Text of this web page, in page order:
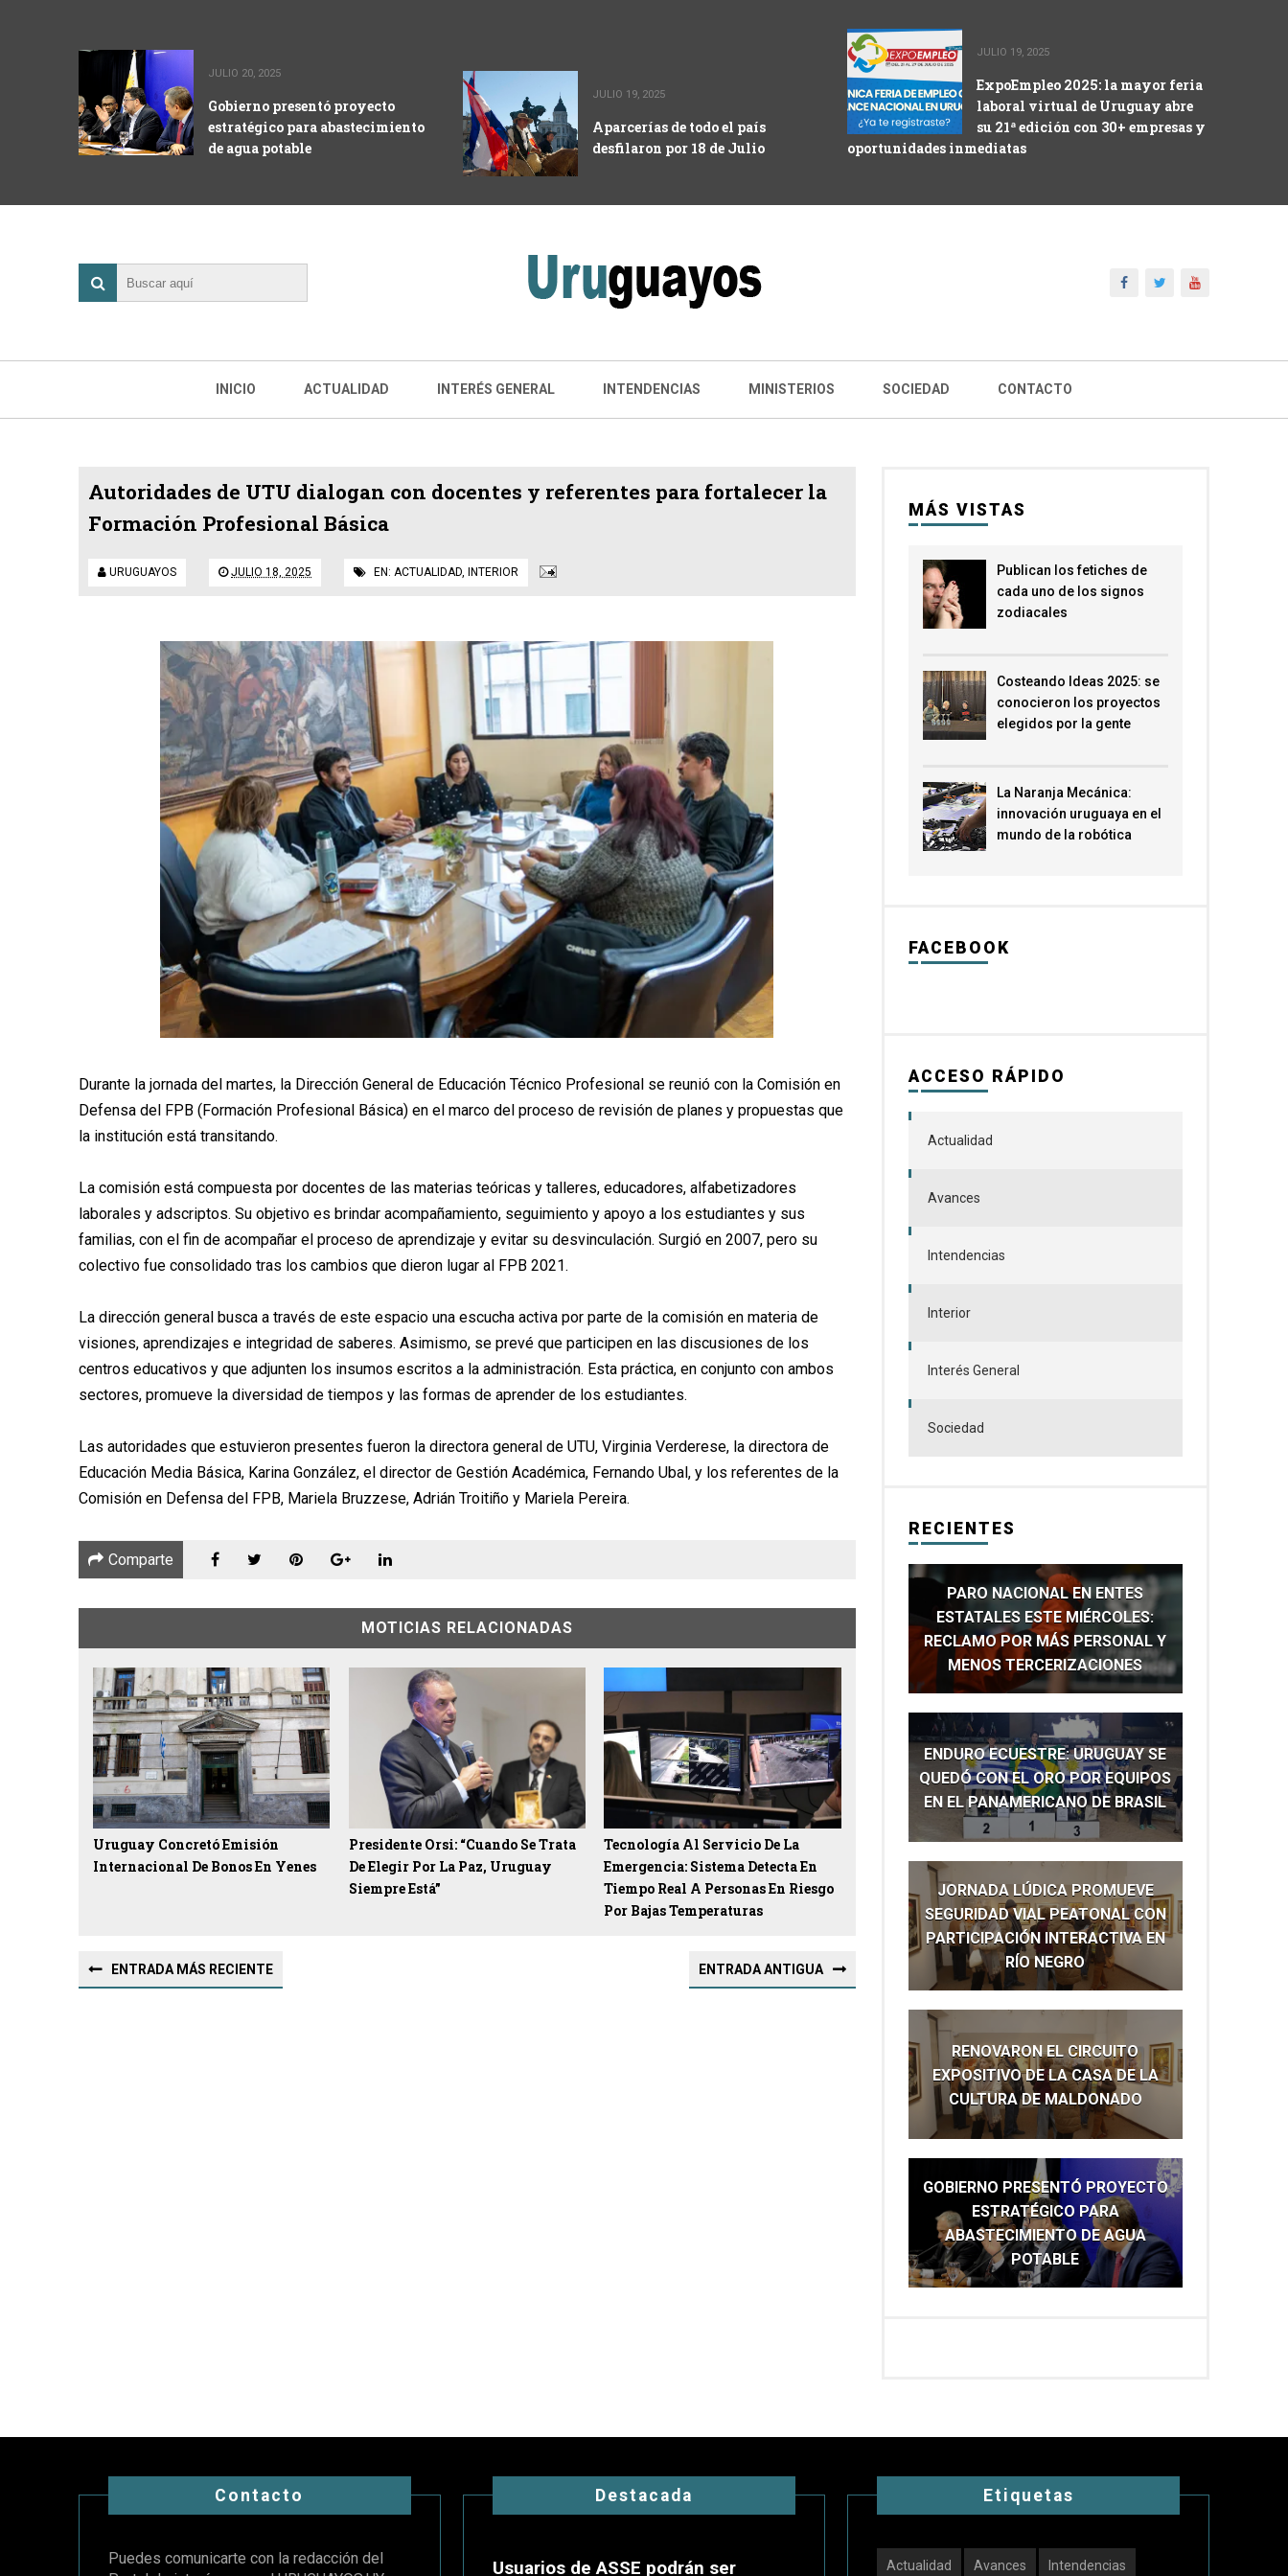
JULIO 20, 2025
Gobierno presentó proyecto
estratégico para abastecimiento
de agua potable
JULIO 19, 2025
Aparcerías de todo el país
desfilaron por 18 de Julio
JULIO 19, 2025
ExpoEmpleo 2025: la mayor feria
laboral virtual de Uruguay abre
su 21ª edición con 30+ empresas y
oportunidades inmediatas
INICIO ACTUALIDAD INTERÉS GENERAL INTENDENCIAS MINISTERIOS SOCIEDAD CONTACTO
Autoridades de UTU dialogan con docentes y referentes para fortalecer la
Formación Profesional Básica
URUGUAYOS JULIO 18, 2025 EN: ACTUALIDAD, INTERIOR
Durante la jornada del martes, la Dirección General de Educación Técnico Profesional se reunió con la Comisión en
Defensa del FPB (Formación Profesional Básica) en el marco del proceso de revisión de planes y propuestas que
la institución está transitando.
La comisión está compuesta por docentes de las materias teóricas y talleres, educadores, alfabetizadores
laborales y adscriptos. Su objetivo es brindar acompañamiento, seguimiento y apoyo a los estudiantes y sus
familias, con el fin de acompañar el proceso de aprendizaje y evitar su desvinculación. Surgió en 2007, pero su
colectivo fue consolidado tras los cambios que dieron lugar al FPB 2021.
La dirección general busca a través de este espacio una escucha activa por parte de la comisión en materia de
visiones, aprendizajes e integridad de saberes. Asimismo, se prevé que participen en las discusiones de los
centros educativos y que adjunten los insumos escritos a la administración. Esta práctica, en conjunto con ambos
sectores, promueve la diversidad de tiempos y las formas de aprender de los estudiantes.
Las autoridades que estuvieron presentes fueron la directora general de UTU, Virginia Verderese, la directora de
Educación Media Básica, Karina González, el director de Gestión Académica, Fernando Ubal, y los referentes de la
Comisión en Defensa del FPB, Mariela Bruzzese, Adrián Troitiño y Mariela Pereira.
Comparte
MOTICIAS RELACIONADAS
Uruguay Concretó Emisión
Internacional De Bonos En Yenes
Presidente Orsi: “Cuando Se Trata
De Elegir Por La Paz, Uruguay
Siempre Está”
Tecnología Al Servicio De La
Emergencia: Sistema Detecta En
Tiempo Real A Personas En Riesgo
Por Bajas Temperaturas
ENTRADA MÁS RECIENTE ENTRADA ANTIGUA
MÁS VISTAS
Publican los fetiches de
cada uno de los signos
zodiacales
Costeando Ideas 2025: se
conocieron los proyectos
elegidos por la gente
La Naranja Mecánica:
innovación uruguaya en el
mundo de la robótica
FACEBOOK
ACCESO RÁPIDO
Actualidad
Avances
Intendencias
Interior
Interés General
Sociedad
RECIENTES
PARO NACIONAL EN ENTES
ESTATALES ESTE MIÉRCOLES:
RECLAMO POR MÁS PERSONAL Y
MENOS TERCERIZACIONES
ENDURO ECUESTRE: URUGUAY SE
QUEDÓ CON EL ORO POR EQUIPOS
EN EL PANAMERICANO DE BRASIL
JORNADA LÚDICA PROMUEVE
SEGURIDAD VIAL PEATONAL CON
PARTICIPACIÓN INTERACTIVA EN
RÍO NEGRO
RENOVARON EL CIRCUITO
EXPOSITIVO DE LA CASA DE LA
CULTURA DE MALDONADO
GOBIERNO PRESENTÓ PROYECTO
ESTRATÉGICO PARA
ABASTECIMIENTO DE AGUA
POTABLE
Contacto
Puedes comunicarte con la redacción del
Destacada
Usuarios de ASSE podrán ser
Etiquetas
Actualidad Avances Intendencias